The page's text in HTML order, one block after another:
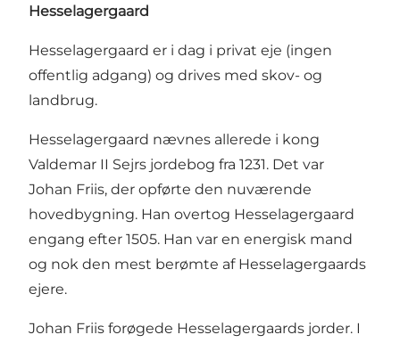
Hesselagergaard
Hesselagergaard er i dag i privat eje (ingen
offentlig adgang) og drives med skov- og
landbrug.
Hesselagergaard nævnes allerede i kong
Valdemar II Sejrs jordebog fra 1231. Det var
Johan Friis, der opførte den nuværende
hovedbygning. Han overtog Hesselagergaard
engang efter 1505. Han var en energisk mand
og nok den mest berømte af Hesselagergaards
ejere.
Johan Friis forøgede Hesselagergaards jorder. I